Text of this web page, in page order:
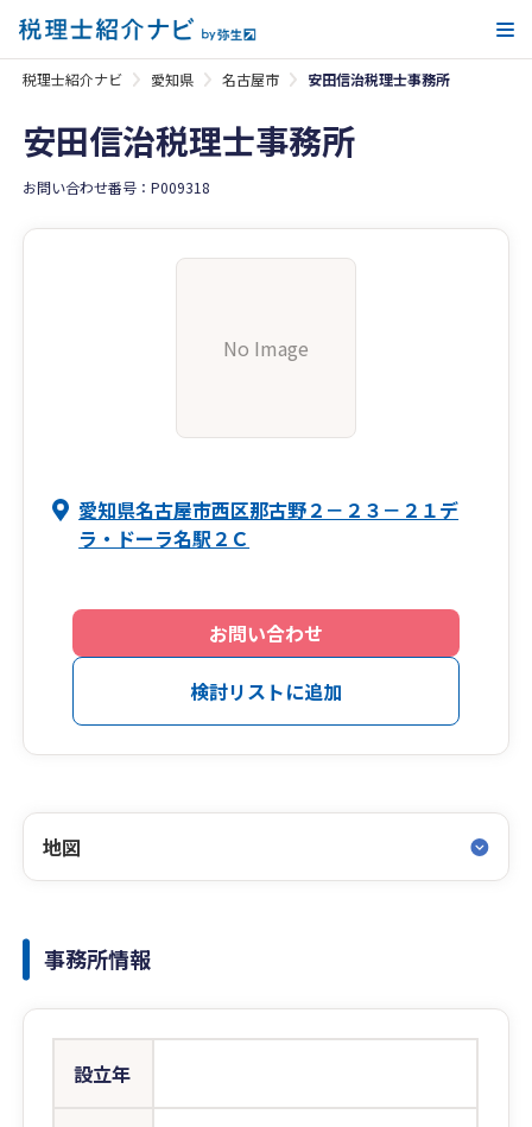
税理士紹介ナビ 愛知県 名古屋市 安田信治税理士事務所
安田信治税理士事務所
お問い合わせ番号：P009318
No Image
愛知県名古屋市西区那古野２－２３－２１デ
ラ・ドーラ名駅２Ｃ
お問い合わせ
検討リストに追加
地図
事務所情報
設立年